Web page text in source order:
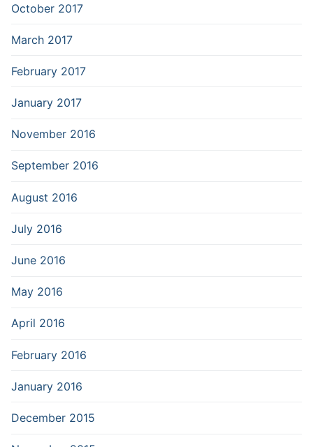
October 2017
March 2017
February 2017
January 2017
November 2016
September 2016
August 2016
July 2016
June 2016
May 2016
April 2016
February 2016
January 2016
December 2015